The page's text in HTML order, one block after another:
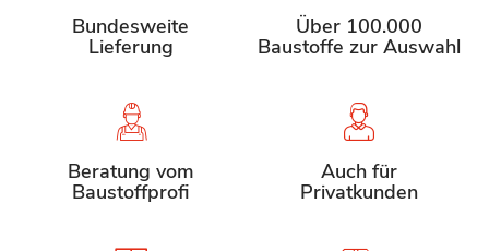
Bundesweite
Lieferung
Über 100.000
Baustoffe zur Auswahl
Beratung vom
Baustoffprofi
Auch für
Privatkunden